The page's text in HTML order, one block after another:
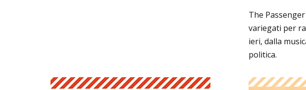
The
variegati per
ieri, dalla
politica.